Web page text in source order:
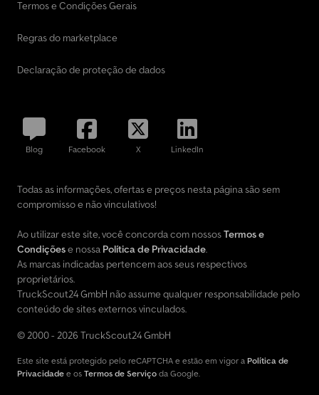
Termos e Condições Gerais
Regras do marketplace
Declaração de proteção de dados
Blog Facebook X LinkedIn
Todas as informações, ofertas e preços nesta página são sem
compromisso e não vinculativos!
Ao utilizar este site, você concorda com nossosTermos e
Condiçõese nossa Política de Privacidade.
As marcas indicadas pertencem aos seus respectivos
proprietários.
TruckScout24 GmbH não assume qualquer responsabilidade pelo
conteúdo de sites externos vinculados.
© 2000 - 2026 TruckScout24 GmbH
Este site está protegido pelo reCAPTCHA e estão em vigor a Política de
Privacidade e os Termos de Serviço da Google.